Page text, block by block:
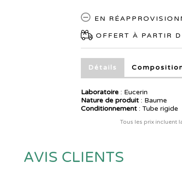
EN
OFFERT À PARTIR
Détails
Laboratoire : Eucerin
Nature de produit : Baume
Conditionnement : Tube rigide
Tous les prix incluent
AVIS CLIENTS